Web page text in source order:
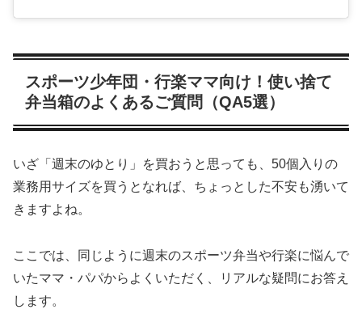
スポーツ少年団・行楽ママ向け！使い捨て
弁当箱のよくあるご質問（QA5選）
いざ「週末のゆとり」を買おうと思っても、50個入りの
業務用サイズを買うとなれば、ちょっとした不安も湧いて
きますよね。
ここでは、同じように週末のスポーツ弁当や行楽に悩んで
いたママ・パパからよくいただく、リアルな疑問にお答え
します。